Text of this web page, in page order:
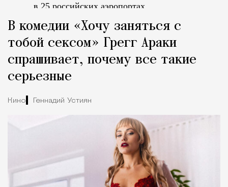
в 25 российских аэропортах.
В комедии «Хочу заняться с
тобой сексом» Грегг Араки
спрашивает, почему все такие
серьезные
Кино Геннадий Устиян